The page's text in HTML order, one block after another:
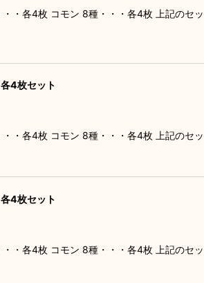
・各4枚 コモン 8種・・・各4枚 上記のセ
4枚セット
・各4枚 コモン 8種・・・各4枚 上記のセ
4枚セット
・各4枚 コモン 8種・・・各4枚 上記のセ